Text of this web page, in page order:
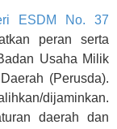
ESDM No. 37
peran serta
Usaha Milik
(Perusda).
dijaminkan.
daerah dan